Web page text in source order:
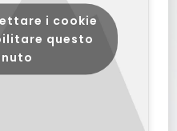
i cookie
questo